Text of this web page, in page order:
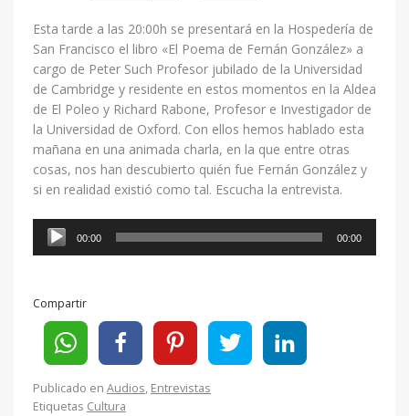
Esta tarde a las 20:00h se presentará en la Hospedería de
San Francisco el libro «El Poema de Fernán González» a
cargo de Peter Such Profesor jubilado de la Universidad
de Cambridge y residente en estos momentos en la Aldea
de El Poleo y Richard Rabone, Profesor e Investigador de
la Universidad de Oxford. Con ellos hemos hablado esta
mañana en una animada charla, en la que entre otras
cosas, nos han descubierto quién fue Fernán González y
si en realidad existió como tal. Escucha la entrevista.
Reproductor
00:00 00:00
Compartir
Publicado en Audios, Entrevistas
Etiquetas Cultura